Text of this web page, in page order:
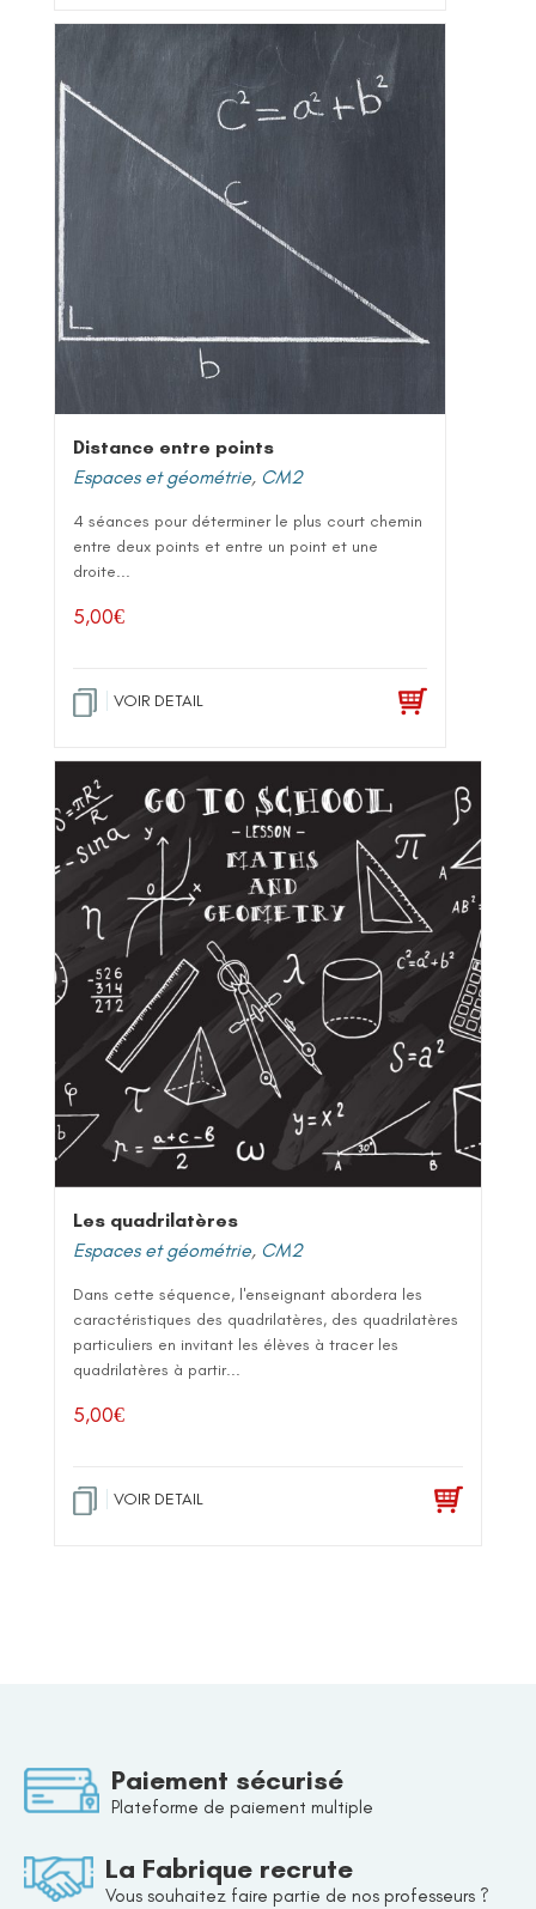
Distance entre points
Espaces et géométrie, CM2
4 séances pour déterminer le plus court chemin
entre deux points et entre un point et une
droite...
5,00€
VOIR DETAIL
Les quadrilatères
Espaces et géométrie, CM2
Dans cette séquence, l'enseignant abordera les
caractéristiques des quadrilatères, des quadrilatères
particuliers en invitant les élèves à tracer les
quadrilatères à partir...
5,00€
VOIR DETAIL
Paiement sécurisé
Plateforme de paiement multiple
La Fabrique recrute
Vous souhaitez faire partie de nos professeurs ?